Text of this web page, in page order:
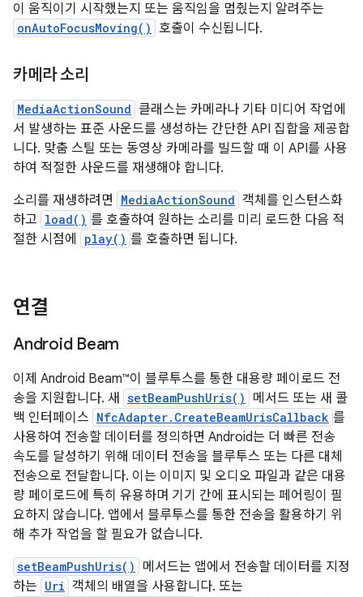
이 움직이기 시작했는지 또는 움직임을 멈췄는지 알려주는
onAutoFocusMoving() 호출이 수신됩니다.
카메라 소리
MediaActionSound 클래스는 카메라나 기타 미디어 작업에
서 발생하는 표준 사운드를 생성하는 간단한 API 집합을 제공합
니다. 맞춤 스틸 또는 동영상 카메라를 빌드할 때 이 API를 사용
하여 적절한 사운드를 재생해야 합니다.
소리를 재생하려면
MediaActionSound 객체를 인스턴스화
하고 load() 를 호출하여 원하는 소리를 미리 로드한 다음 적
절한 시점에
play() 를 호출하면 됩니다.
연결
Android Beam
이제 Android Beam™이 블루투스를 통한 대용량 페이로드 전
송을 지원합니다. 새
setBeamPushUris()
메서드 또는 새 콜
백 인터페이스 NfcAdapter.CreateBeamUrisCallback 를
사용하여 전송할 데이터를 정의하면 Android는 더 빠른 전송
속도를 달성하기 위해 데이터 전송을 블루투스 또는 다른 대체
전송으로 전달합니다. 이는 이미지 및 오디오 파일과 같은 대용
량 페이로드에 특히 유용하며 기기 간에 표시되는 페어링이 필
요하지 않습니다. 앱에서 블루투스를 통한 전송을 활용하기 위
해 추가 작업을 할 필요가 없습니다.
setBeamPushUris()
메서드는 앱에서 전송할 데이터를 지정
하는 Uri 객체의 배열을 사용합니다. 또는